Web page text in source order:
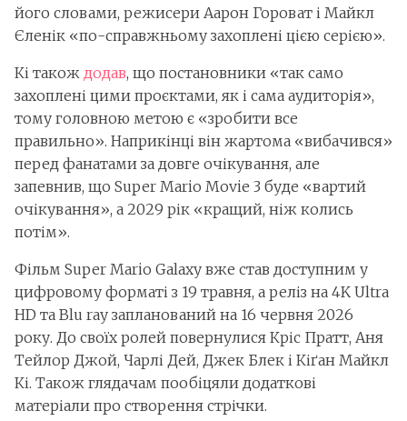
його словами, режисери Аарон Гороват і Майкл
Єленік «по-справжньому захоплені цією серією».
Кі також додав, що постановники «так само
захоплені цими проєктами, як і сама аудиторія»,
тому головною метою є «зробити все
правильно». Наприкінці він жартома «вибачився»
перед фанатами за довге очікування, але
запевнив, що Super Mario Movie 3 буде «вартий
очікування», а 2029 рік «кращий, ніж колись
потім».
Фільм Super Mario Galaxy вже став доступним у
цифровому форматі з 19 травня, а реліз на 4K Ultra
HD та Blu ray запланований на 16 червня 2026
року. До своїх ролей повернулися Кріс Пратт, Аня
Тейлор Джой, Чарлі Дей, Джек Блек і Кіґан Майкл
Кі. Також глядачам пообіцяли додаткові
матеріали про створення стрічки.